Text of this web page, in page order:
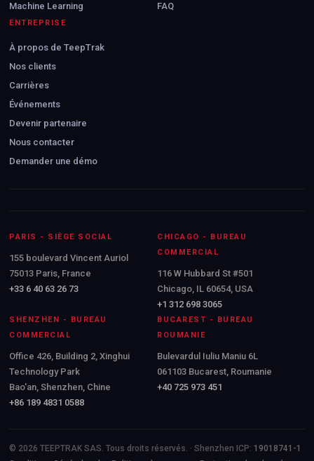
Machine Learning
FAQ
ENTREPRISE
À propos de TeepTrak
Nos clients
Carrières
Événements
Devenir partenaire
Nous contacter
Demander une démo
PARIS - SIÈGE SOCIAL
155 boulevard Vincent Auriol
75013 Paris, France
+33 6 40 63 26 73
CHICAGO - BUREAU
COMMERCIAL
116 W Hubbard St #501
Chicago, IL 60654, USA
+1 312 698 3065
SHENZHEN - BUREAU
COMMERCIAL
Office 426, Building 2, Xinghui
Technology Park
Bao'an, Shenzhen, Chine
+86 189 4831 0588
BUCAREST - BUREAU
ROUMANIE
Bulevardul Iuliu Maniu 6L
061103 Bucarest, Roumanie
+40 725 973 451
© 2026 TEEPTRAK SAS. Tous droits réservés. · Shenzhen ICP: 19018741-1